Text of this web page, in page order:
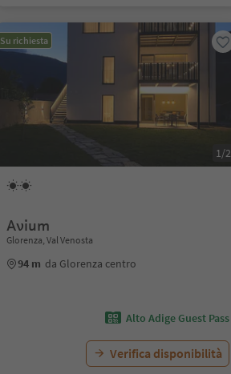
Su richiesta
1/2
Avium
Glorenza, Val Venosta
94 m da Glorenza centro
Alto Adige Guest Pass
Verifica disponibilità